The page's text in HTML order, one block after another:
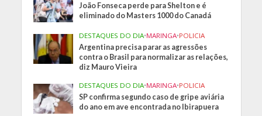
João Fonseca perde para Shelton e é
eliminado do Masters 1000 do Canadá
DESTAQUES DO DIA•MARINGA•POLICIA
Argentina precisa parar as agressões
contra o Brasil para normalizar as relações,
diz Mauro Vieira
DESTAQUES DO DIA•MARINGA•POLICIA
SP confirma segundo caso de gripe aviária
do ano em ave encontrada no Ibirapuera